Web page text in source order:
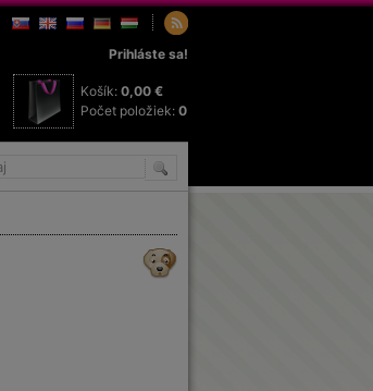
Prihláste sa!
Košík: 0,00 €
Počet položiek: 0